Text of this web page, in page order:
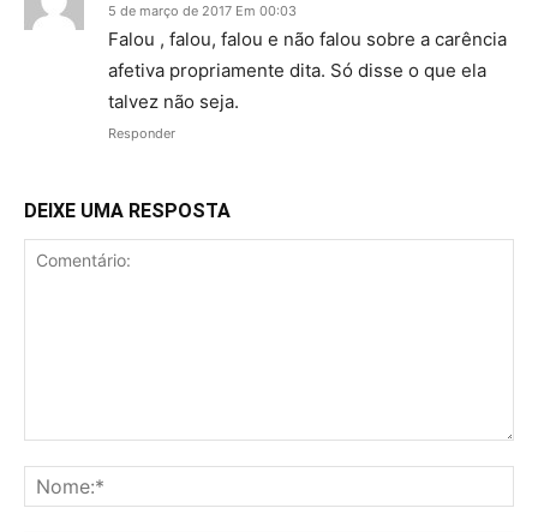
5 de março de 2017 Em 00:03
Falou , falou, falou e não falou sobre a carência
afetiva propriamente dita. Só disse o que ela
talvez não seja.
Responder
DEIXE UMA RESPOSTA